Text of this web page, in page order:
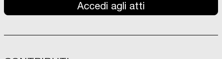
Accedi agli atti